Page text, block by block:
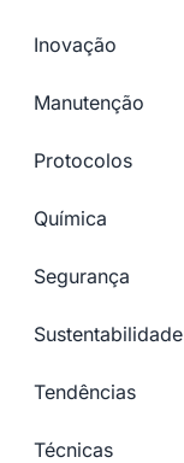
Inovação
Manutenção
Protocolos
Química
Segurança
Sustentabilidade
Tendências
Técnicas